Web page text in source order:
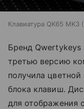
Клавиатура QK65 MK3
Бренд Qwertykeys
третью версию
получила цветной
блока клавиш.
для отображения